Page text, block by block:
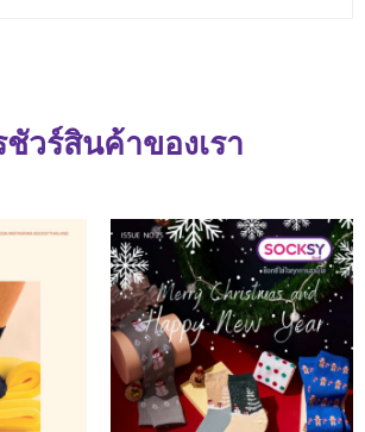
วร์สินค้าของเรา